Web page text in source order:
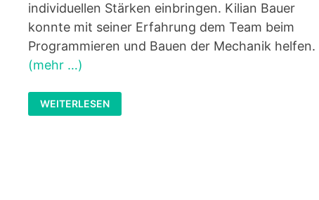
individuellen Stärken einbringen. Kilian Bauer
konnte mit seiner Erfahrung dem Team beim
Programmieren und Bauen der Mechanik helfen.
(mehr …)
ROBOTICS
AG
BEI
WEITERLESEN